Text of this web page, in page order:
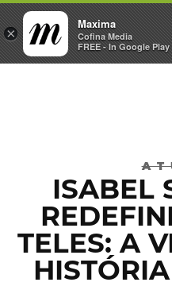
×
Maxima
Cofina Media
FREE - In Google Play
ISABEL
TELES: A